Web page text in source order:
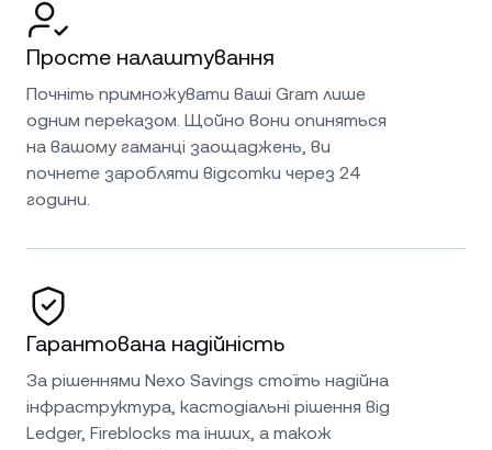
Просте налаштування
Почніть примножувати ваші Gram лише
одним переказом. Щойно вони опиняться
на вашому гаманці заощаджень, ви
почнете заробляти відсотки через 24
години.
Гарантована надійність
За рішеннями Nexo Savings стоїть надійна
інфраструктура, кастодіальні рішення від
Ledger, Fireblocks та інших, а також